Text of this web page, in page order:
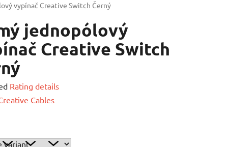
vypínač Creative Switch Černý
jednopólový
Creative Switch
Rating details
Cables